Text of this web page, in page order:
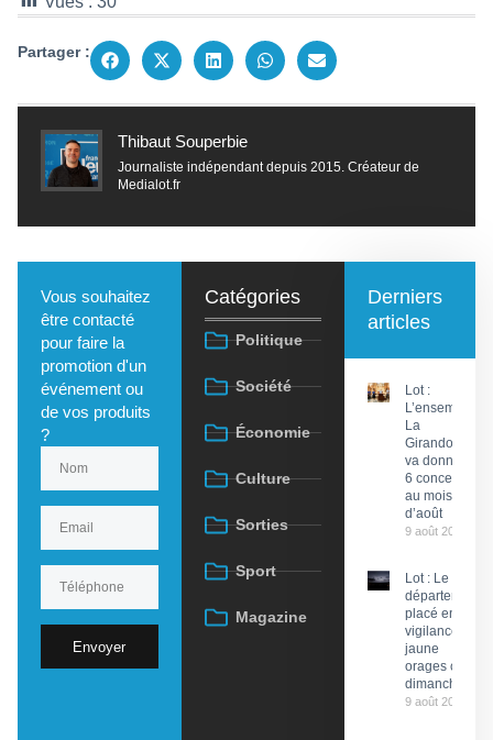
Partager :
Thibaut Souperbie
Journaliste indépendant depuis 2015. Créateur de
Medialot.fr
Vous souhaitez
être contacté
pour faire la
promotion d'un
événement ou
de vos produits
?
Envoyer
Catégories
Politique
Société
Économie
Culture
Sorties
Sport
Magazine
Derniers
articles
Lot :
L’ensemble
La
Girandola
va donner
6 concerts
au mois
d’août
9 août 2026
Lot : Le
département
placé en
vigilance
jaune
orages ce
dimanche
9 août 2026